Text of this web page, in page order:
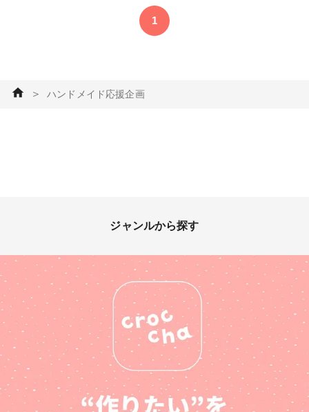
しております✨ #ホビーショー
残念企画 #ハンドメイド応援企
画 #どこでもホビーショー #ハ
プレゼント企画やコンテスト、
モニターキャンペーンを続々と
花のリードディフィーザー手作
りキット」をプレゼント！
願いします。 🚩応募条件 ・日
SNSアカウント上で＃ハンドメ
イド応援企画#どこでもホビー
ショー で投稿にご協力頂ける
方（強制ではございません）
🚩モニターへの応募方法 1.ア
プリ「croccha」をダウンロー
ド。 2.croccha公式アカウント
@crocchaをフォローしてくだ
さい 3.4月29日のcroccha公式
アカウントの投稿に応募する旨
のコメントをお願いします。
1
＞ ハンドメイド応援企画
ジャンルから探す